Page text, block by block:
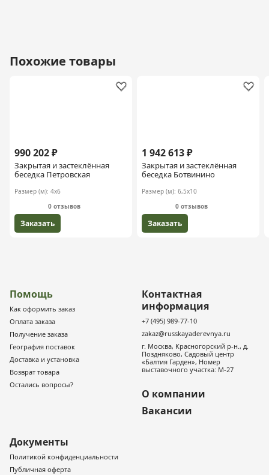
Похожие товары
990 202 ₽
Закрытая и застеклённая
беседка Петровская
Размер (м): 4х6
0 отзывов
Заказать
1 942 613 ₽
Закрытая и застеклённая
беседка Ботвинино
Размер (м): 6,5х10
0 отзывов
Заказать
Помощь
Как оформить заказ
Оплата заказа
Получение заказа
География поставок
Доставка и установка
Возврат товара
Остались вопросы?
Контактная
информация
+7 (495) 989-77-10
zakaz@russkayaderevnya.ru
г. Москва, Красногорский р-н., д.
Поздняково, Садовый центр
«Балтия Гарден», Номер
выставочного участка: М-27
О компании
Вакансии
Документы
Политикой конфиденциальности
Публичная оферта